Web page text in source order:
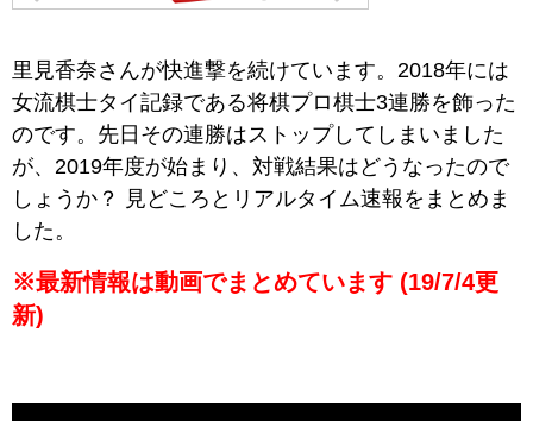
里見香奈さんが快進撃を続けています。2018年には
女流棋士タイ記録である将棋プロ棋士3連勝を飾った
のです。先日その連勝はストップしてしまいました
が、2019年度が始まり、対戦結果はどうなったので
しょうか？ 見どころとリアルタイム速報をまとめま
した。
※最新情報は動画でまとめています (19/7/4更
新)